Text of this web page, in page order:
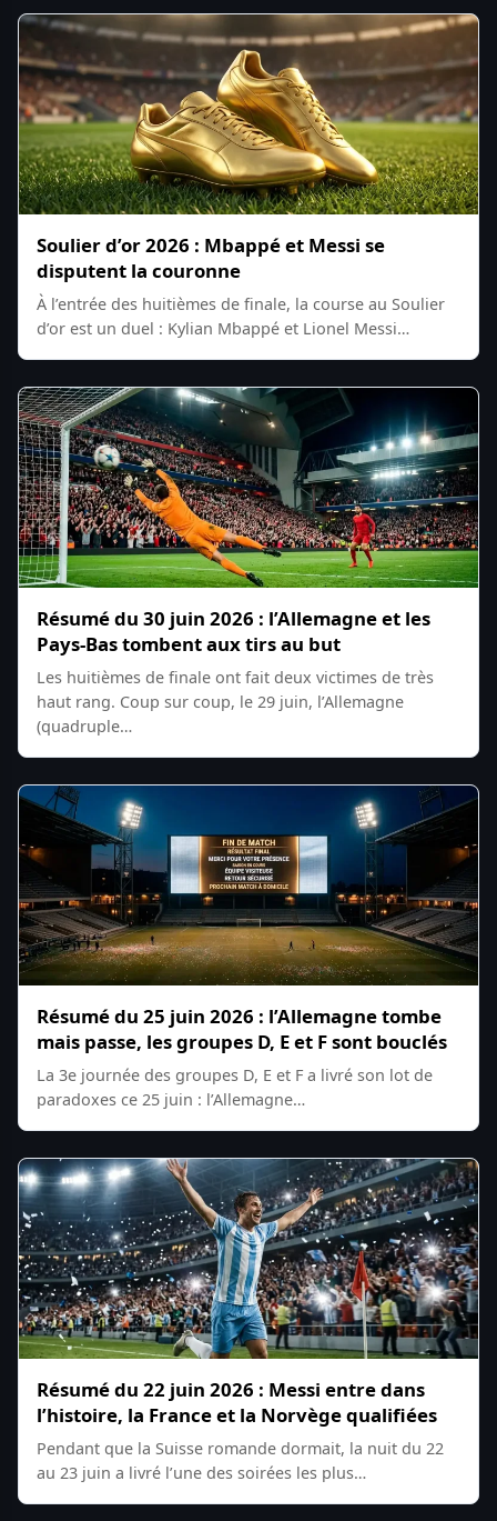
Soulier d’or 2026 : Mbappé et Messi se
disputent la couronne
À l’entrée des huitièmes de finale, la course au Soulier
d’or est un duel : Kylian Mbappé et Lionel Messi…
Résumé du 30 juin 2026 : l’Allemagne et les
Pays-Bas tombent aux tirs au but
Les huitièmes de finale ont fait deux victimes de très
haut rang. Coup sur coup, le 29 juin, l’Allemagne
(quadruple…
Résumé du 25 juin 2026 : l’Allemagne tombe
mais passe, les groupes D, E et F sont bouclés
La 3e journée des groupes D, E et F a livré son lot de
paradoxes ce 25 juin : l’Allemagne…
Résumé du 22 juin 2026 : Messi entre dans
l’histoire, la France et la Norvège qualifiées
Pendant que la Suisse romande dormait, la nuit du 22
au 23 juin a livré l’une des soirées les plus…